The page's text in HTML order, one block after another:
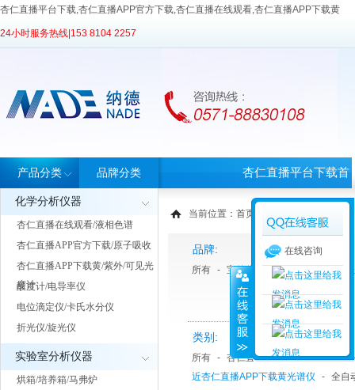
杏仁直播平台下载,杏仁直播APP官方下载,杏仁直播在线观看,杏仁直播APP下载黄
24小时服务热线| 153 8104 2257
产品分类
化学分析仪器
杏仁直播在线观看/液相色谱
杏仁直播APP官方下载/原子吸收
杏仁直播APP下载黄/紫外/可见光
度计
酸度计/电导率仪
电位滴定仪/卡氏水分仪
折光仪/旋光仪
实验室分析仪器
烘箱/培养箱/马弗炉
品牌分类 杏仁直播平台下载首
页
当前位置： 首页
品牌:
所有 - 宝德仪器 - Thermo 赛默飞
类别:
所有 - 杏仁直播APP下载黄光谱(IR)
近杏仁直播APP下载黄光谱仪
- 全自
在线咨询